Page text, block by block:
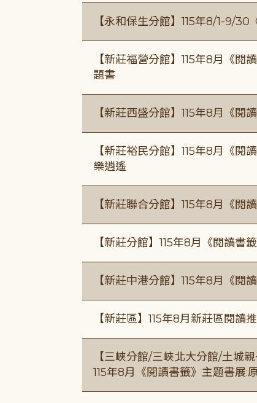
【永和保生分館】115年8/1-9/
【新莊福營分館】115年8月《
題書
【新莊西盛分館】115年8月《閱
【新莊裕民分館】115年8月《
樂逍遙
【新莊聯合分館】115年8月《閱
【新莊分館】115年8月《閱讀書
【新莊中港分館】115年8月《
【新莊區】115年8月新莊區閱讀
【三峽分館/三峽北大分館/土城
115年8月《閱讀書籤》主題書展: